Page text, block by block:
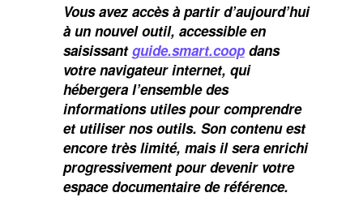
Vous avez accès à partir d’aujourd’hui
à un nouvel outil, accessible en
saisissantguide.smart.coopdans
votre navigateur internet, qui
hébergera l’ensemble des
informations utiles pour comprendre
et utiliser nos outils. Son contenu est
encore très limité, mais il sera enrichi
progressivement pour devenir votre
espace documentaire de référence.